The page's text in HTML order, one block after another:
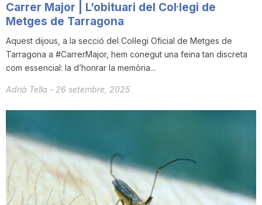
t
a
t
d
Carrer Major | L’obituari del Col·legi de
Metges de Tarragona
Aquest dijous, a la secció del Col·legi Oficial de Metges de
Tarragona a #CarrerMajor, hem conegut una feina tan discreta
com essencial: la d’honrar la memòria...
Adrià Tella - 26 setembre, 2025